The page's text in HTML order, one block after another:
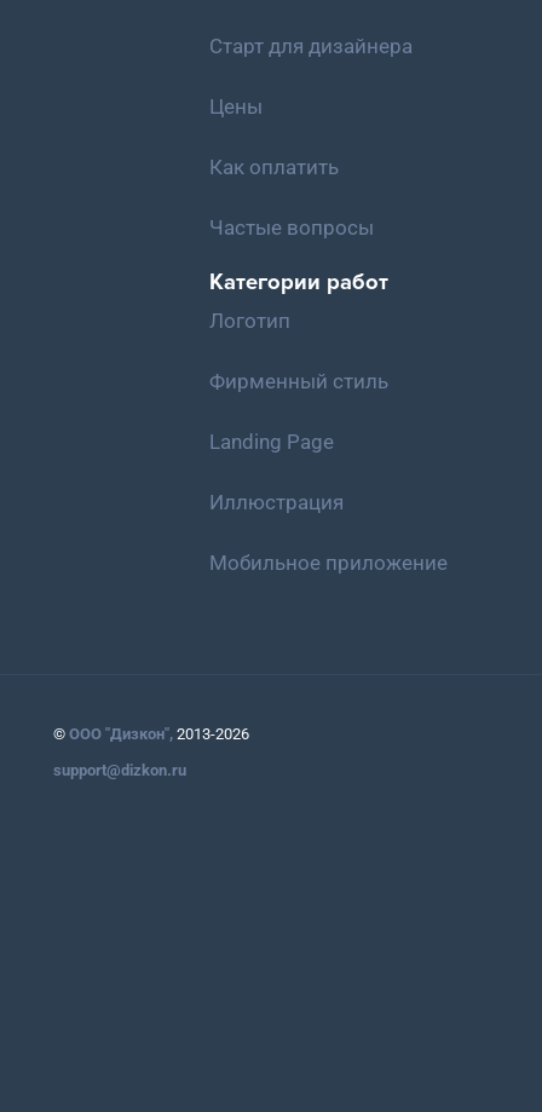
Старт для дизайнера
Цены
Как оплатить
Частые вопросы
Категории работ
Логотип
Фирменный стиль
Landing Page
Иллюстрация
Мобильное приложение
© ООО "Дизкон",2013-2026
support@dizkon.ru